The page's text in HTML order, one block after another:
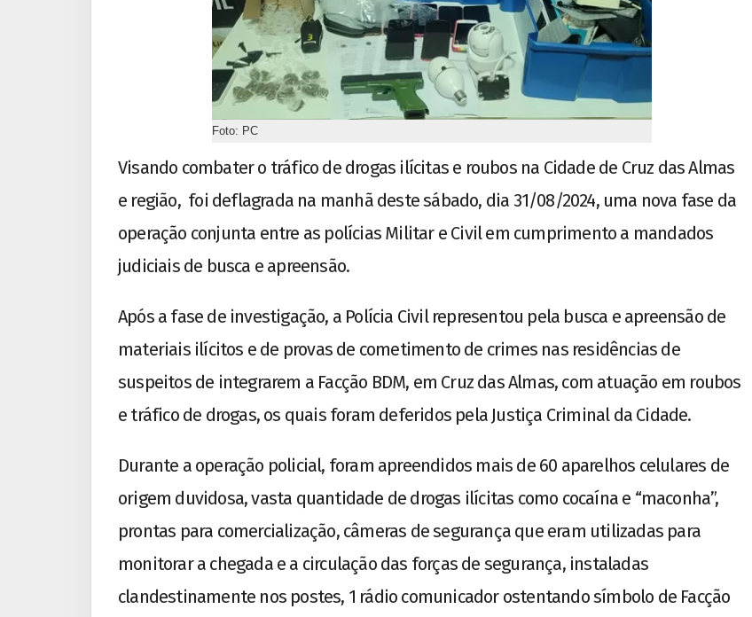
Foto: PC
Visando combater o tráfico de drogas ilícitas e roubos na Cidade de Cruz das Almas
e região, foi deflagrada na manhã deste sábado, dia 31/08/2024, uma nova fase da
operação conjunta entre as polícias Militar e Civil em cumprimento a mandados
judiciais de busca e apreensão.
Após a fase de investigação, a Polícia Civil representou pela busca e apreensão de
materiais ilícitos e de provas de cometimento de crimes nas residências de
suspeitos de integrarem a Facção BDM, em Cruz das Almas, com atuação em roubos
e tráfico de drogas, os quais foram deferidos pela Justiça Criminal da Cidade.
Durante a operação policial, foram apreendidos mais de 60 aparelhos celulares de
origem duvidosa, vasta quantidade de drogas ilícitas como cocaína e “maconha”,
prontas para comercialização, câmeras de segurança que eram utilizadas para
monitorar a chegada e a circulação das forças de segurança, instaladas
clandestinamente nos postes, 1 rádio comunicador ostentando símbolo de Facção